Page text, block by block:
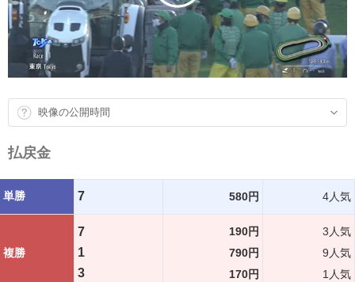
映像の公開時間
払戻金
単勝 7 580円 4人気
複勝
7
1
3
190円
790円
170円
3人気
9人気
1人気